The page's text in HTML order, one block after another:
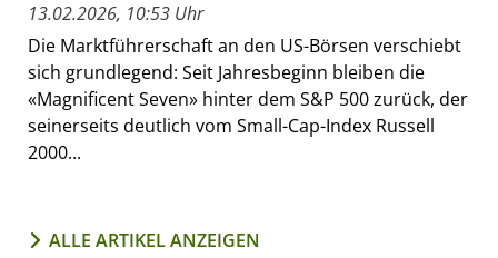
13.02.2026, 10:53 Uhr
Die Marktführerschaft an den US-Börsen verschiebt
sich grundlegend: Seit Jahresbeginn bleiben die
«Magnificent Seven» hinter dem S&P 500 zurück, der
seinerseits deutlich vom Small-Cap-Index Russell
2000...
ALLE ARTIKEL ANZEIGEN